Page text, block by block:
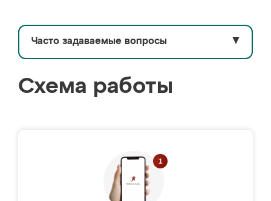
Часто задаваемые вопросы ▼
Схема работы